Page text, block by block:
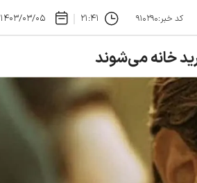
کد خبر:۹۱۰۲۹۰ ۲۱:۴۱ ۱۴۰۳/۰۳/۰۵
خانه می‌شوند